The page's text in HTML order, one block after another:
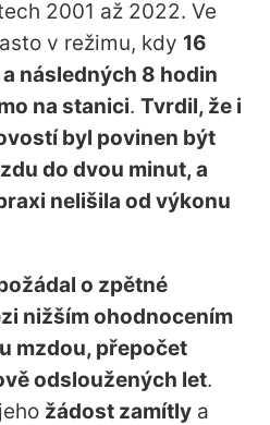
2001 až 2022. Ve
v režimu, kdy 16
následných 8 hodin
na stanici. Tvrdil, že i
byl povinen být
do dvou minut, a
nelišila od výkonu
o zpětné
nižším ohodnocením
mzdou, přepočet
odsloužených let.
žádost zamítlya